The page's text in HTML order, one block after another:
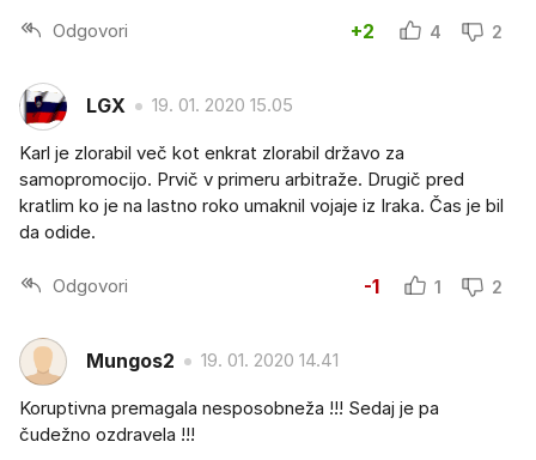
Odgovori +2 4 2
LGX 19. 01. 2020 15.05
Karl je zlorabil več kot enkrat zlorabil državo za
samopromocijo. Prvič v primeru arbitraže. Drugič pred
kratlim ko je na lastno roko umaknil vojaje iz Iraka. Čas je bil
da odide.
Odgovori -1 1 2
Mungos2 19. 01. 2020 14.41
Koruptivna premagala nesposobneža !!! Sedaj je pa
čudežno ozdravela !!!